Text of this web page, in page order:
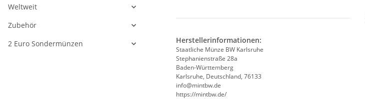
Herstellerinformationen:
Staatliche Münze BW Karlsruhe
Stephanienstraße 28a
Baden-Württemberg
Karlsruhe, Deutschland, 76133
info@mintbw.de
https://mintbw.de/
Weltweit
Zubehör
2 Euro Sondermünzen